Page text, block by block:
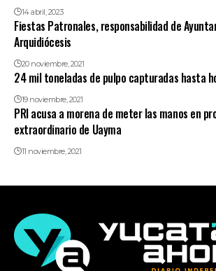
14 abril, 2023
Fiestas Patronales, responsabilidad de
Arquidiócesis
20 noviembre, 2021
24 mil toneladas de pulpo capturadas hasta
19 noviembre, 2021
PRI acusa a morena de meter las manos en
extraordinario de Uayma
11 noviembre, 2021